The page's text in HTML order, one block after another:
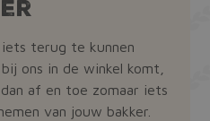
terug te kunnen
ons in de winkel komt,
af en toe zomaar iets
van jouw bakker.